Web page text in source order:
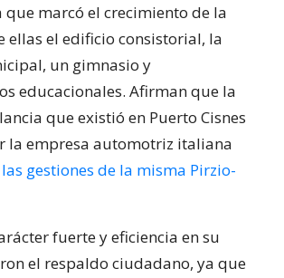
marcó el crecimiento de la
ellas el edificio consistorial, la
un gimnasio y
educacionales. Afirman que la
que existió en Puerto Cisnes
la empresa automotriz italiana
gestiones de la misma Pirzio-
fuerte y eficiencia en su
el respaldo ciudadano, ya que